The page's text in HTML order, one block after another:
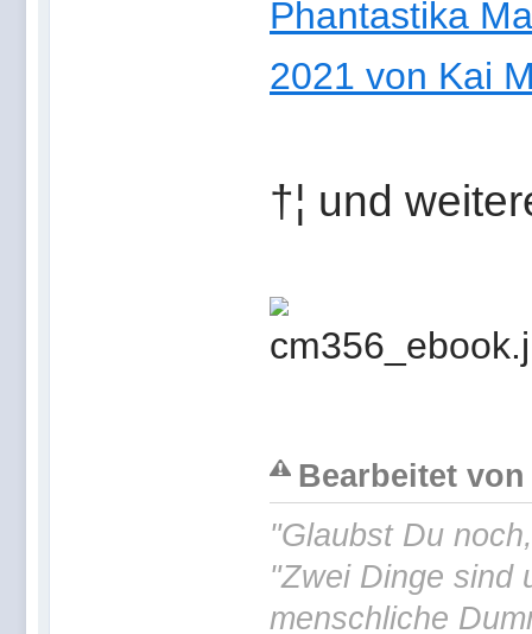
Phantastika
2021 von Kai
†¦ und
Bearbeitet von
"Glaubst Du
"Zwei Dinge sind
menschliche